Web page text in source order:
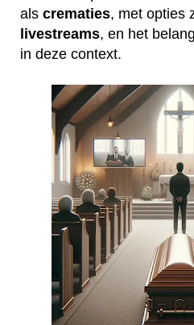
als crematies, met opties
livestreams, en het
in deze context.